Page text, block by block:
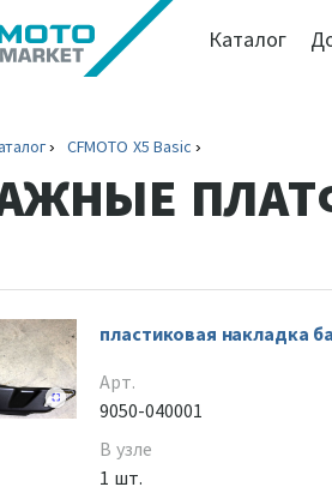
Каталог
CFMOTO X5 Basic
пластиковая накладка
Арт.
9050-040001
В узле
1 шт.